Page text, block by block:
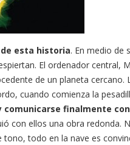
esta historia. En medio de
El ordenador central,
de un planeta cercano.
cuando comienza la
finalmente
con ellos una obra redonda.
tono, todo en la nave es